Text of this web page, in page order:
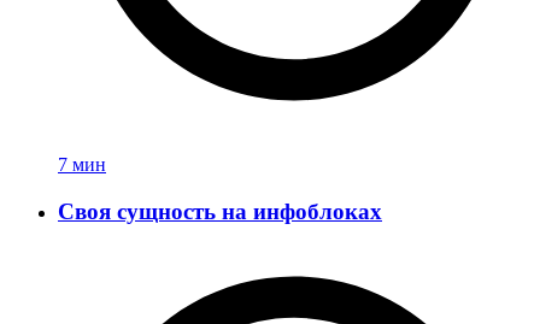
7 мин
Своя сущность на инфоблоках